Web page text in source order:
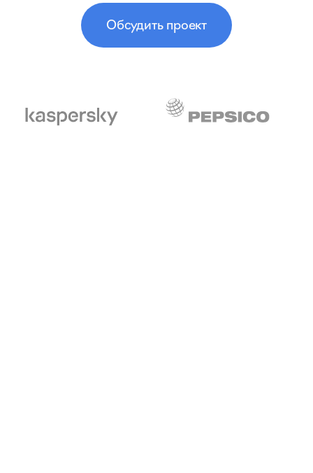
Обсудить проект